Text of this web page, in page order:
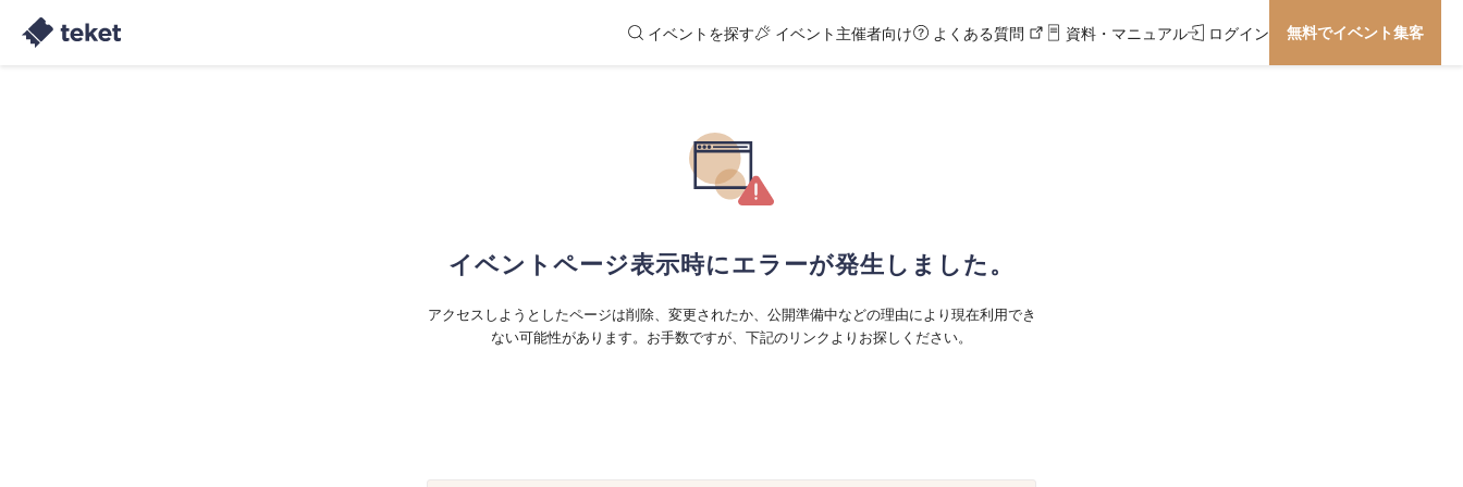
イベントを探す イベント主催者向け よくある質問 資料・マニュアル ログイン 無料でイベント集客
イベントページ表示時にエラーが発生しました。
アクセスしようとしたページは削除、変更されたか、公開準備中などの理由により現在利用でき
ない可能性があります。お手数ですが、下記のリンクよりお探しください。